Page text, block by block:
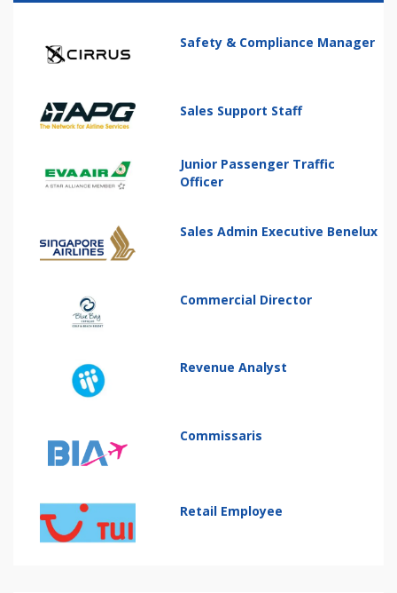
Safety & Compliance Manager
Sales Support Staff
Junior Passenger Traffic
Officer
Sales Admin Executive Benelux
Commercial Director
Revenue Analyst
Commissaris
Retail Employee